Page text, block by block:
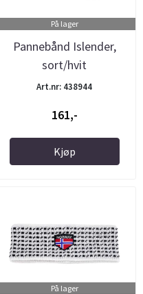
På lager
Pannebånd Islender,
sort/hvit
Art.nr: 438944
161,-
Kjøp
På lager